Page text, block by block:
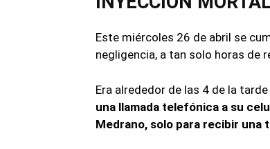
Este miércoles 26 de abril se
negligencia, a tan solo horas de
Era alrededor de las 4 de la
una llamada telefónica a su
Medrano, solo para recibir una